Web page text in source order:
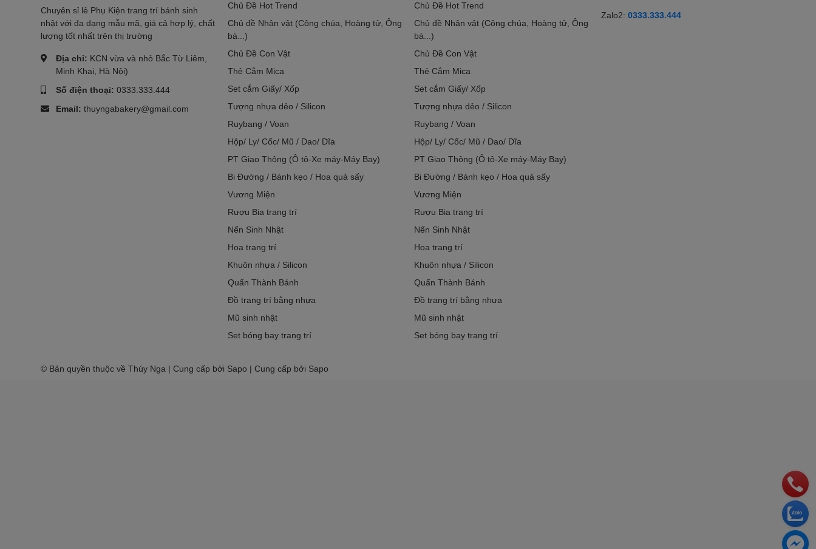
Chuyên sỉ lẻ Phụ Kiện trang trí bánh sinh
nhật với đa dạng mẫu mã, giá cả hợp lý, chất
lượng tốt nhất trên thị trường
Địa chỉ: KCN vừa và nhỏ Bắc Từ Liêm,
Minh Khai, Hà Nội)
Số điện thoại: 0333.333.444
Email: thuyngabakery@gmail.com
Chủ Đề Hot Trend
Chủ đề Nhân vật (Công chúa, Hoàng tử, Ông
bà...)
Chủ Đề Con Vật
Thẻ Cắm Mica
Set cắm Giấy/ Xốp
Tượng nhựa dẻo / Silicon
Ruybang / Voan
Hộp/ Ly/ Cốc/ Mũ / Dao/ Dĩa
PT Giao Thông (Ô tô-Xe máy-Máy Bay)
Bi Đường / Bánh kẹo / Hoa quả sấy
Vương Miện
Rượu Bia trang trí
Nến Sinh Nhật
Hoa trang trí
Khuôn nhựa / Silicon
Quấn Thành Bánh
Đồ trang trí bằng nhựa
Mũ sinh nhật
Set bóng bay trang trí
Chủ Đề Hot Trend
Chủ đề Nhân vật (Công chúa, Hoàng tử, Ông
bà...)
Chủ Đề Con Vật
Thẻ Cắm Mica
Set cắm Giấy/ Xốp
Tượng nhựa dẻo / Silicon
Ruybang / Voan
Hộp/ Ly/ Cốc/ Mũ / Dao/ Dĩa
PT Giao Thông (Ô tô-Xe máy-Máy Bay)
Bi Đường / Bánh kẹo / Hoa quả sấy
Vương Miện
Rượu Bia trang trí
Nến Sinh Nhật
Hoa trang trí
Khuôn nhựa / Silicon
Quấn Thành Bánh
Đồ trang trí bằng nhựa
Mũ sinh nhật
Set bóng bay trang trí
Zalo2: 0333.333.444
© Bản quyền thuộc về Thúy Nga | Cung cấp bởi Sapo | Cung cấp bởi Sapo